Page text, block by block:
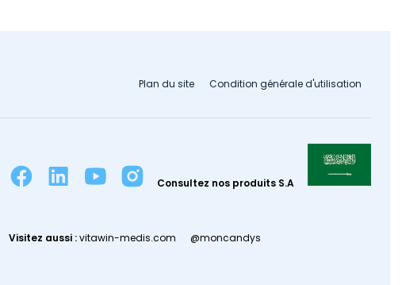
Condition générale d'utilisation
Plan du site
Consultez nos produits S.A
Visitez aussi : vitawin-medis.com @moncandys